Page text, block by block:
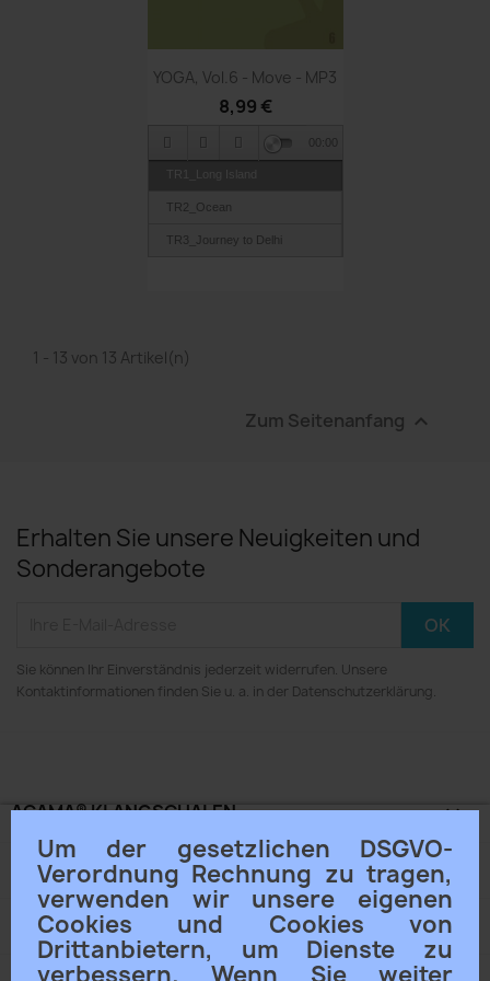
Um der gesetzlichen DSGVO-
Verordnung Rechnung zu tragen,
verwenden wir unsere eigenen
Cookies und Cookies von
Drittanbietern, um Dienste zu
TR12_Piano Rendevouz Vorschau
YOGA, Vol.6 - Move - MP3
8,99 €
TR1_Long Island
TR2_Ocean
TR3_Journey to Delhi
00:00
1 - 13 von 13 Artikel(n)
Zum Seitenanfang 
Erhalten Sie unsere Neuigkeiten und
Sonderangebote
Sie können Ihr Einverständnis jederzeit widerrufen. Unsere
Kontaktinformationen finden Sie u. a. in der Datenschutzerklärung.
ACAMA® KLANGSCHALEN 
UNSERE MUSIC-LABELS 
UNTERNEHMEN 